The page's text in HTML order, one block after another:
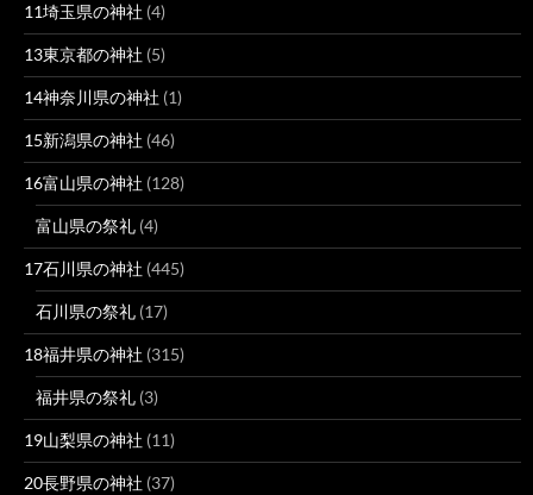
11埼玉県の神社 (4)
13東京都の神社 (5)
14神奈川県の神社 (1)
15新潟県の神社 (46)
16富山県の神社 (128)
富山県の祭礼 (4)
17石川県の神社 (445)
石川県の祭礼 (17)
18福井県の神社 (315)
福井県の祭礼 (3)
19山梨県の神社 (11)
20長野県の神社 (37)